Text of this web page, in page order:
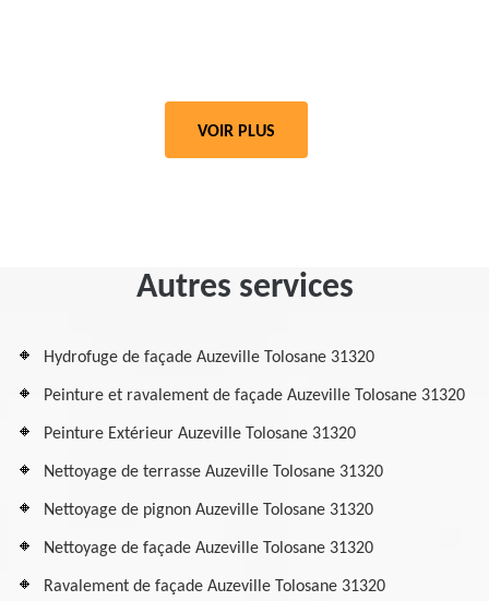
VOIR PLUS
Autres services
Hydrofuge de façade Auzeville Tolosane 31320
Peinture et ravalement de façade Auzeville Tolosane 31320
Peinture Extérieur Auzeville Tolosane 31320
Nettoyage de terrasse Auzeville Tolosane 31320
Nettoyage de pignon Auzeville Tolosane 31320
Nettoyage de façade Auzeville Tolosane 31320
Ravalement de façade Auzeville Tolosane 31320